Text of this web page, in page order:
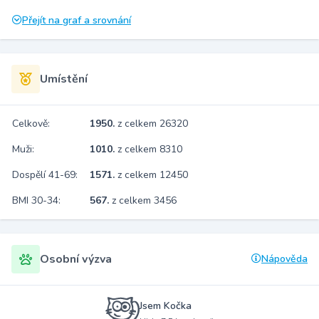
Přejít na graf a srovnání
Umístění
Celkově: 1950. z celkem 26320
Muži:
1010. z celkem 8310
Dospělí 41-69:
1571. z celkem 12450
BMI 30-34:
567. z celkem 3456
Osobní výzva Nápověda
Jsem Kočka